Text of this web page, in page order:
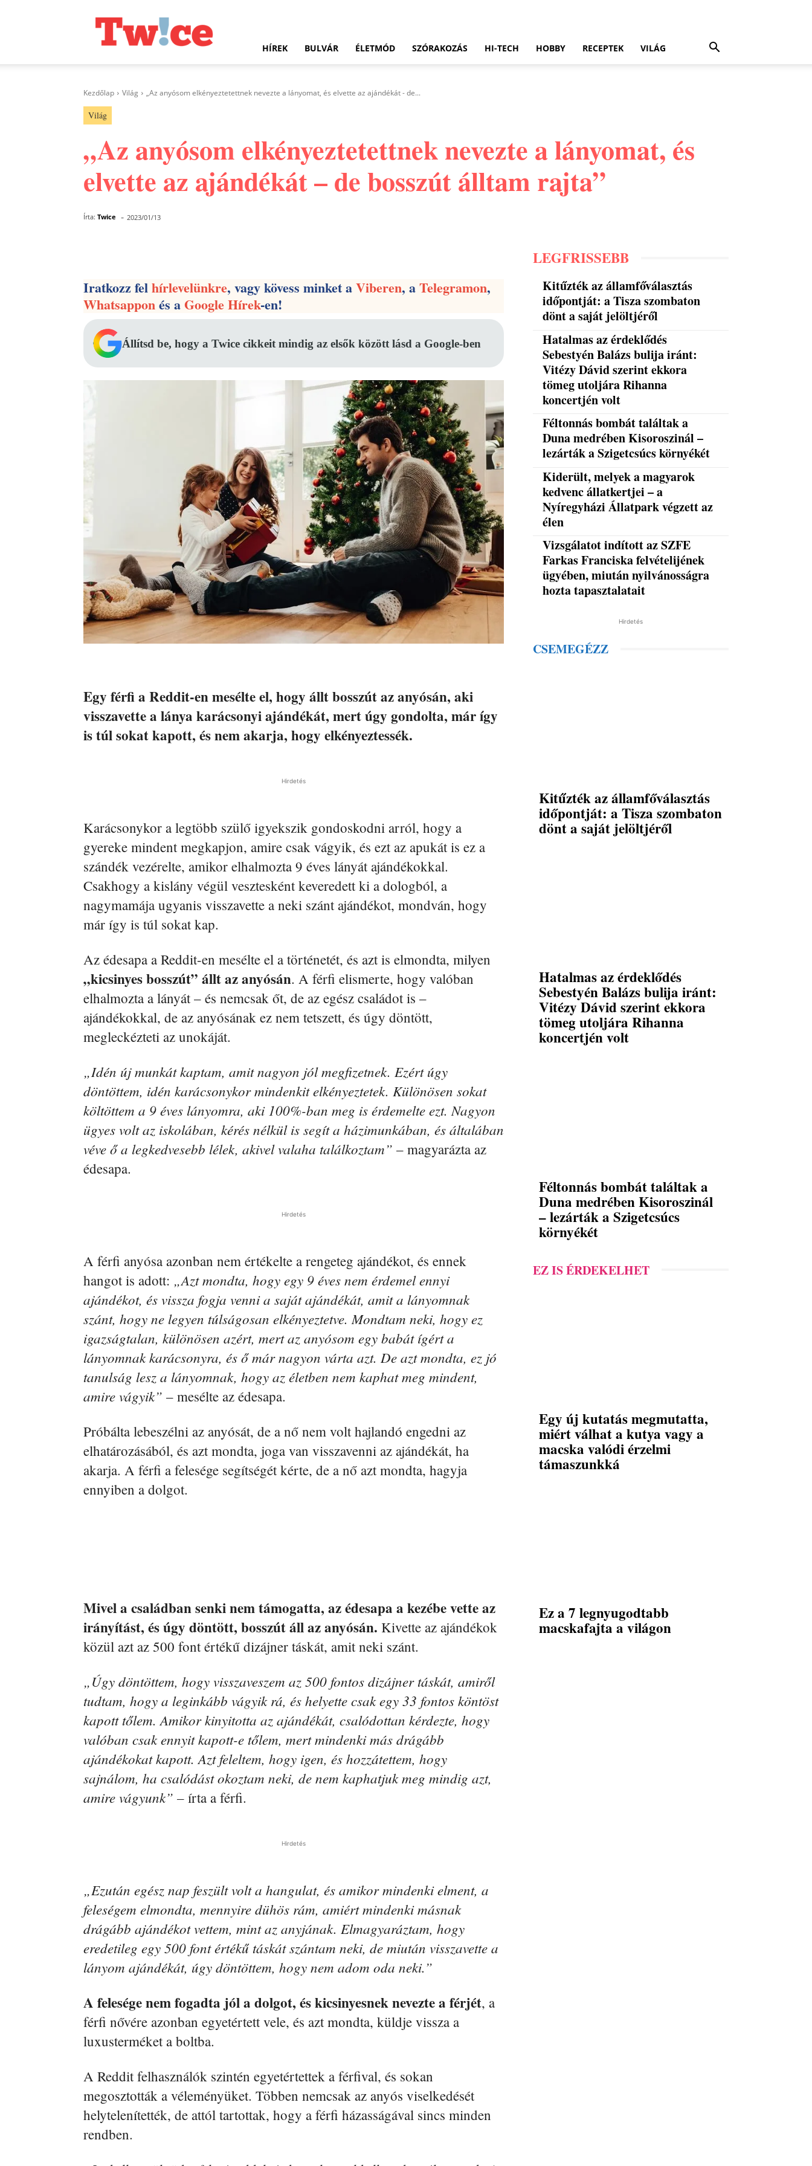
HÍREK BULVÁR ÉLETMÓD SZÓRAKOZÁS HI-TECH HOBBY RECEPTEK VILÁG
Kezdőlap Világ „Az anyósom elkényeztetettnek nevezte a lányomat, és elvette az ajándékát - de...
Világ
„Az anyósom elkényeztetettnek nevezte a lányomat, és
elvette az ajándékát – de bosszút álltam rajta”
Írta: Twice - 2023/01/13
Iratkozz felhírlevelünkre, vagy kövess minket aViberen, aTelegramon,
Whatsapponés aGoogle Hírek-en!
Állítsd be, hogy a Twice cikkeit mindig az elsők között lásd a Google-ben
Egy férfi a Reddit-en mesélte el, hogy állt bosszút az anyósán, aki
visszavette a lánya karácsonyi ajándékát, mert úgy gondolta, már így
is túl sokat kapott, és nem akarja, hogy elkényeztessék.
Hirdetés
Karácsonykor a legtöbb szülő igyekszik gondoskodni arról, hogy a
gyereke mindent megkapjon, amire csak vágyik, és ezt az apukát is ez a
szándék vezérelte, amikor elhalmozta 9 éves lányát ajándékokkal.
Csakhogy a kislány végül vesztesként keveredett ki a dologból, a
nagymamája ugyanis visszavette a neki szánt ajándékot, mondván, hogy
már így is túl sokat kap.
Az édesapa a Reddit-en mesélte el a történetét, és azt is elmondta, milyen
„kicsinyes bosszút” állt az anyósán. A férfi elismerte, hogy valóban
elhalmozta a lányát – és nemcsak őt, de az egész családot is –
ajándékokkal, de az anyósának ez nem tetszett, és úgy döntött,
megleckézteti az unokáját.
„Idén új munkát kaptam, amit nagyon jól megfizetnek. Ezért úgy
döntöttem, idén karácsonykor mindenkit elkényeztetek. Különösen sokat
költöttem a 9 éves lányomra, aki 100%-ban meg is érdemelte ezt. Nagyon
ügyes volt az iskolában, kérés nélkül is segít a házimunkában, és általában
véve ő a legkedvesebb lélek, akivel valaha találkoztam” – magyarázta az
édesapa.
Hirdetés
A férfi anyósa azonban nem értékelte a rengeteg ajándékot, és ennek
hangot is adott: „Azt mondta, hogy egy 9 éves nem érdemel ennyi
ajándékot, és vissza fogja venni a saját ajándékát, amit a lányomnak
szánt, hogy ne legyen túlságosan elkényeztetve. Mondtam neki, hogy ez
igazságtalan, különösen azért, mert az anyósom egy babát ígért a
lányomnak karácsonyra, és ő már nagyon várta azt. De azt mondta, ez jó
tanulság lesz a lányomnak, hogy az életben nem kaphat meg mindent,
amire vágyik” – mesélte az édesapa.
Próbálta lebeszélni az anyósát, de a nő nem volt hajlandó engedni az
elhatározásából, és azt mondta, joga van visszavenni az ajándékát, ha
akarja. A férfi a felesége segítségét kérte, de a nő azt mondta, hagyja
ennyiben a dolgot.
Mivel a családban senki nem támogatta, az édesapa a kezébe vette az
irányítást, és úgy döntött, bosszút áll az anyósán. Kivette az ajándékok
közül azt az 500 font értékű dizájner táskát, amit neki szánt.
„Úgy döntöttem, hogy visszaveszem az 500 fontos dizájner táskát, amiről
tudtam, hogy a leginkább vágyik rá, és helyette csak egy 33 fontos köntöst
kapott tőlem. Amikor kinyitotta az ajándékát, csalódottan kérdezte, hogy
valóban csak ennyit kapott-e tőlem, mert mindenki más drágább
ajándékokat kapott. Azt feleltem, hogy igen, és hozzátettem, hogy
sajnálom, ha csalódást okoztam neki, de nem kaphatjuk meg mindig azt,
amire vágyunk” – írta a férfi.
Hirdetés
„Ezután egész nap feszült volt a hangulat, és amikor mindenki elment, a
feleségem elmondta, mennyire dühös rám, amiért mindenki másnak
drágább ajándékot vettem, mint az anyjának. Elmagyaráztam, hogy
eredetileg egy 500 font értékű táskát szántam neki, de miután visszavette a
lányom ajándékát, úgy döntöttem, hogy nem adom oda neki.”
A felesége nem fogadta jól a dolgot, és kicsinyesnek nevezte a férjét, a
férfi nővére azonban egyetértett vele, és azt mondta, küldje vissza a
luxusterméket a boltba.
A Reddit felhasználók szintén egyetértettek a férfival, és sokan
megosztották a véleményüket. Többen nemcsak az anyós viselkedését
helytelenítették, de attól tartottak, hogy a férfi házasságával sincs minden
rendben.
LEGFRISSEBB
Kitűzték az államfőválasztás
időpontját: a Tisza szombaton
dönt a saját jelöltjéről
Hatalmas az érdeklődés
Sebestyén Balázs bulija iránt:
Vitézy Dávid szerint ekkora
tömeg utoljára Rihanna
koncertjén volt
Féltonnás bombát találtak a
Duna medrében Kisoroszinál –
lezárták a Szigetcsúcs környékét
Kiderült, melyek a magyarok
kedvenc állatkertjei – a
Nyíregyházi Állatpark végzett az
élen
Vizsgálatot indított az SZFE
Farkas Franciska felvételijének
ügyében, miután nyilvánosságra
hozta tapasztalatait
Hirdetés
CSEMEGÉZZ
Kitűzték az államfőválasztás
időpontját: a Tisza szombaton
dönt a saját jelöltjéről
Hatalmas az érdeklődés
Sebestyén Balázs bulija iránt:
Vitézy Dávid szerint ekkora
tömeg utoljára Rihanna
koncertjén volt
Féltonnás bombát találtak a
Duna medrében Kisoroszinál
– lezárták a Szigetcsúcs
környékét
EZ IS ÉRDEKELHET
Egy új kutatás megmutatta,
miért válhat a kutya vagy a
macska valódi érzelmi
támaszunkká
Ez a 7 legnyugodtabb
macskafajta a világon